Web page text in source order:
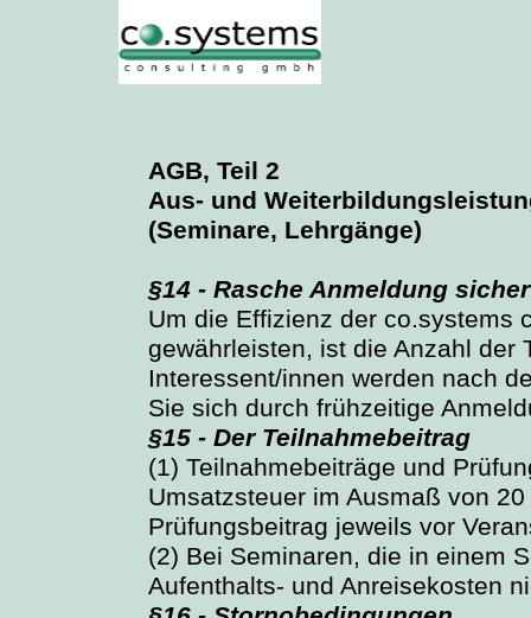
AGB, Teil 2
Aus- und
(Seminare, Lehrgänge)
§14 - Rasche Anmeldung
Um die Effizienz der co.systems
gewährleisten, ist die Anzahl der
Interessent/innen werden nach
Sie sich durch frühzeitige
§15 - Der Teilnahmebeitrag
(1) Teilnahmebeiträge und
Umsatzsteuer im Ausmaß von
Prüfungsbeitrag jeweils vor
(2) Bei Seminaren, die in einem
Aufenthalts- und Anreisekosten